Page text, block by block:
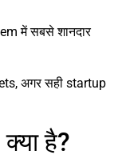
में सबसे शानदार
अगर सही startup
है?